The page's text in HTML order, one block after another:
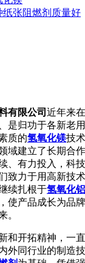
纸张阻燃剂质量好
有限公司 近年来
是归功于各新老
质的氢氧化镁技
域建立了长期合
、有力投入，科
致力于用高新技
续扎根于氢氧化铝
使产品成长为品
。
开拓精神，一直
外同行业的制造